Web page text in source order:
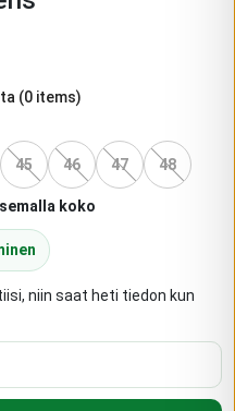
(0 items)
45 46 47 48
koko
niin saat heti tiedon kun